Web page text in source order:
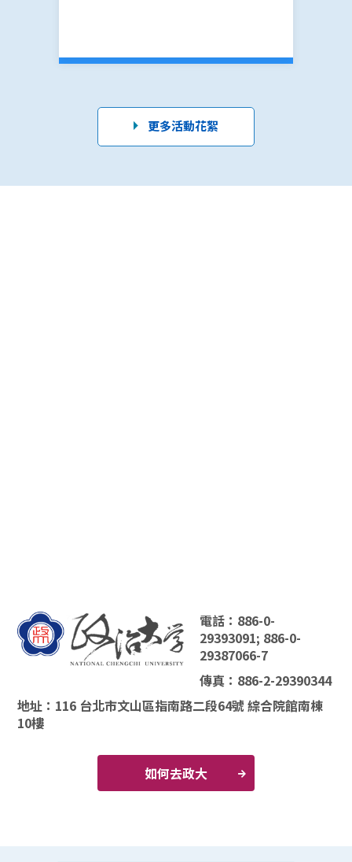
更多活動花絮
電話：886-0-
29393091; 886-0-
29387066-7
傳真：886-2-29390344
地址：116 台北市文山區指南路二段64號 綜合院館南棟
10樓
如何去政大